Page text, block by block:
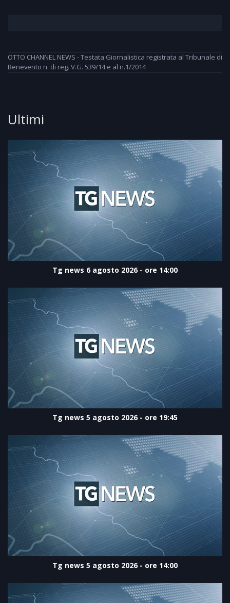
OTTO CHANNEL NEWS - Testata Giornalistica registrata al Tribunale di
Benevento n. di reg. V.G. 539/14 e al n.1/2014
Ultimi
Tg news 6 agosto 2026 - ore 14:00
Tg news 5 agosto 2026 - ore 19:45
Tg news 5 agosto 2026 - ore 14:00